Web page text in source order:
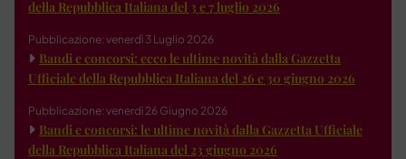
della Repubblica Italiana del 3 e 7 luglio 2026
Pubblicazione: venerdì 3 Luglio 2026
Bandi e concorsi: ecco le ultime novità dalla Gazzetta
Ufficiale della Repubblica Italiana del 26 e 30 giugno 2026
Pubblicazione: venerdì 26 Giugno 2026
Bandi e concorsi: le ultime novità dalla Gazzetta Ufficiale
della Repubblica Italiana del 23 giugno 2026